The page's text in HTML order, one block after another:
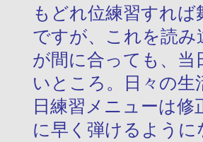
もどれ位練習すれ
ですが、これを読
が間に合っても、
いところ。日々の生
日練習メニューは
に早く弾けるよう